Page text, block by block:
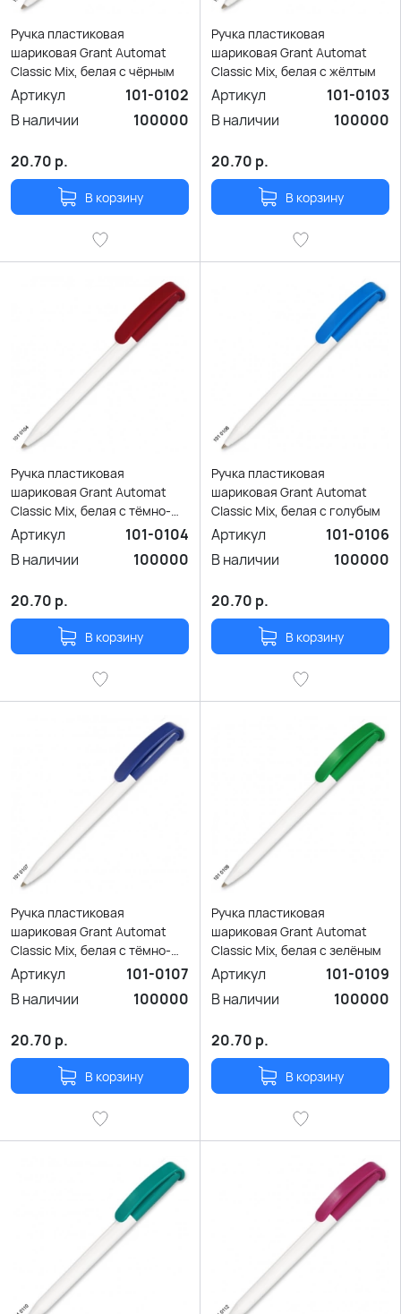
Ручка пластиковая
шариковая Grant Automat
Classic Mix, белая с чёрным
Артикул
101-0102
В наличии
100000
20.70 р.
В корзину
Ручка пластиковая
шариковая Grant Automat
Classic Mix, белая с жёлтым
Артикул
101-0103
В наличии
100000
20.70 р.
В корзину
Ручка пластиковая
шариковая Grant Automat
Classic Mix, белая с тёмно-
красным
Артикул
101-0104
В наличии
100000
20.70 р.
В корзину
Ручка пластиковая
шариковая Grant Automat
Classic Mix, белая с голубым
Артикул
101-0106
В наличии
100000
20.70 р.
В корзину
Ручка пластиковая
шариковая Grant Automat
Classic Mix, белая с тёмно-
синим
Артикул
101-0107
В наличии
100000
20.70 р.
В корзину
Ручка пластиковая
шариковая Grant Automat
Classic Mix, белая с зелёным
Артикул
101-0109
В наличии
100000
20.70 р.
В корзину